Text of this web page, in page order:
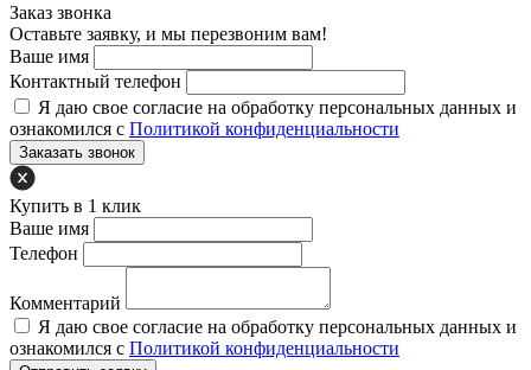
Заказ звонка
Оставьте заявку, и мы перезвоним вам!
Ваше имя
Контактный телефон
Я даю свое согласие на обработку персональных данных и
ознакомился с Политикой конфиденциальности
Заказать звонок
Купить в 1 клик
Ваше имя
Телефон
Комментарий
Я даю свое согласие на обработку персональных данных и
ознакомился с Политикой конфиденциальности